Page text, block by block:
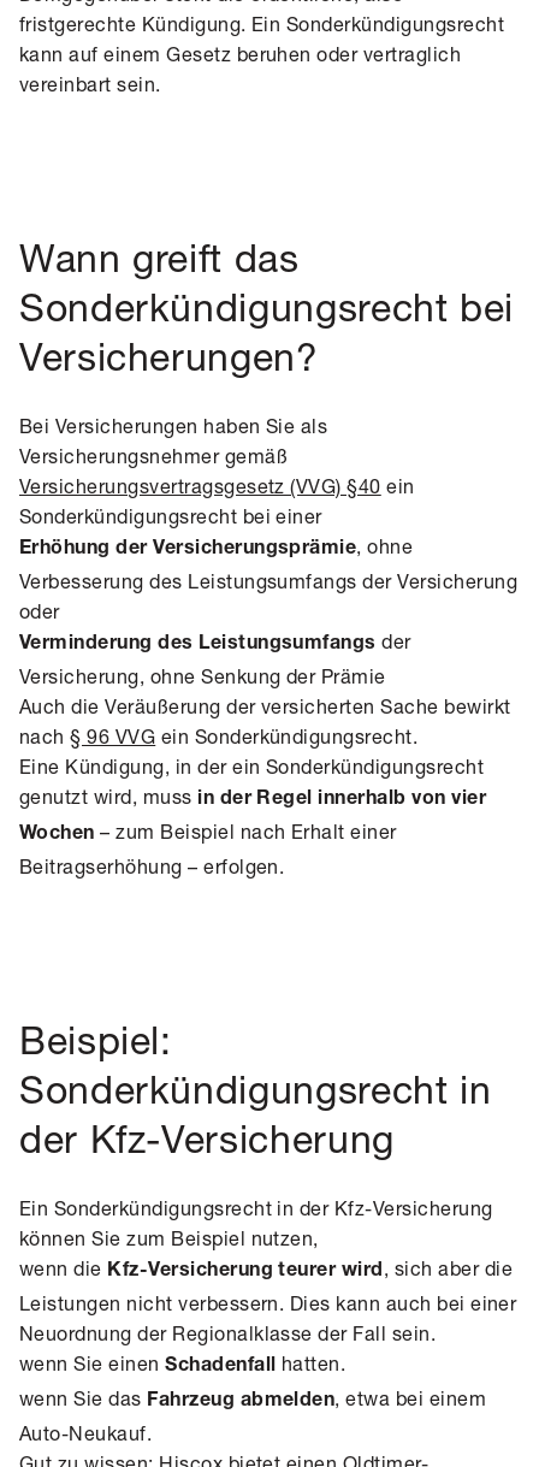
fristgerechte Kündigung. Ein Sonderkündigungsrecht
kann auf einem Gesetz beruhen oder vertraglich
vereinbart sein.
Wann greift das
Sonderkündigungsrecht bei
Versicherungen?
Bei Versicherungen haben Sie als
Versicherungsnehmer gemäß
Versicherungsvertragsgesetz (VVG) §40 ein
Sonderkündigungsrecht bei einer
Erhöhung der Versicherungsprämie, ohne
Verbesserung des Leistungsumfangs der Versicherung
oder
Verminderung des Leistungsumfangs der
Versicherung, ohne Senkung der Prämie
Auch die Veräußerung der versicherten Sache bewirkt
nach§ 96 VVG ein Sonderkündigungsrecht.
Eine Kündigung, in der ein Sonderkündigungsrecht
genutzt wird, muss in der Regel innerhalb von vier
Wochen– zum Beispiel nach Erhalt einer
Beitragserhöhung – erfolgen.
Beispiel:
Sonderkündigungsrecht in
der Kfz-Versicherung
Ein Sonderkündigungsrecht in der Kfz-Versicherung
können Sie zum Beispiel nutzen,
wenn die Kfz-Versicherung teurer wird, sich aber die
Leistungen nicht verbessern. Dies kann auch bei einer
Neuordnung der Regionalklasse der Fall sein.
wenn Sie einenSchadenfall hatten.
wenn Sie das Fahrzeug abmelden, etwa bei einem
Auto-Neukauf.